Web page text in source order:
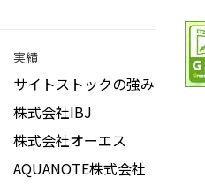
実績
サイトストックの強み
株式会社IBJ
株式会社オーエス
AQUANOTE株式会社